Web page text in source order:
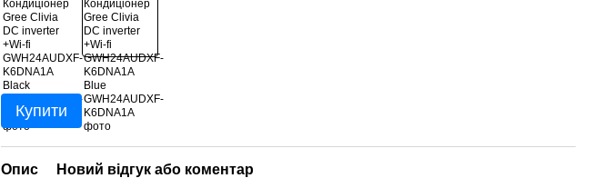
Купити
Опис
Новий відгук або коментар